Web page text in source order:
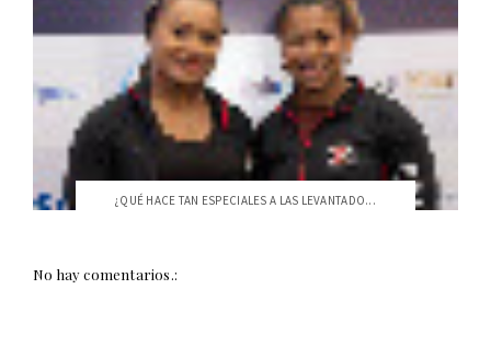
¿QUÉ HACE TAN ESPECIALES A LAS LEVANTADO...
No hay comentarios.: